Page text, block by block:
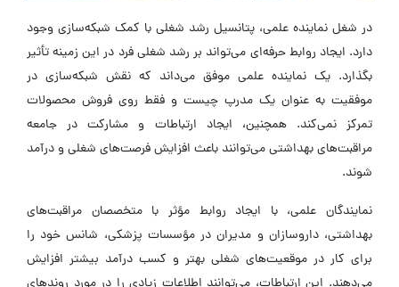
در شغل نماینده علمی، پتانسیل رشد شغلی با کمک شبکه‌سازی وجود
دارد. ایجاد روابط حرفه‌ای می‌تواند بر رشد شغلی فرد در این زمینه تأثیر
بگذارد. یک نماینده علمی موفق می‌داند که نقش شبکه‌سازی در
موفقیت به عنوان یک مدرپ چیست و فقط روی فروش محصولات
تمرکز نمی‌کند. همچنین، ایجاد ارتباطات و مشارکت در جامعه
مراقبت‌های بهداشتی می‌توانند باعث افزایش فرصت‌های شغلی و درآمد
شوند.
نمایندگان علمی، با ایجاد روابط مؤثر با متخصصان مراقبت‌های
بهداشتی، داروسازان و مدیران در مؤسسات پزشکی، شانس خود را
برای کار در موقعیت‌های شغلی بهتر و کسب درآمد بیشتر افزایش